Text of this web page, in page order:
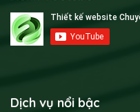
Dịch vụ nổi bậc